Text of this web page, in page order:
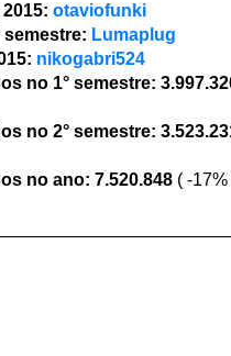
otaviofunki
Lumaplug
nikogabri524
no 1° semestre:
no 2° semestre:
no ano: 7.520.848 ( -